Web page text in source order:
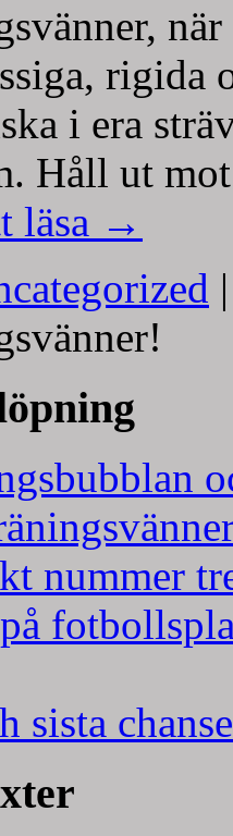
i era
Håll ut
läsa →
|
nummer
sista